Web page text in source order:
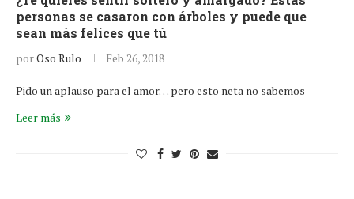
personas se casaron con árboles y puede que
sean más felices que tú
porOso Rulo Feb 26, 2018
Pido un aplauso para el amor… pero esto neta no sabemos
Leer más